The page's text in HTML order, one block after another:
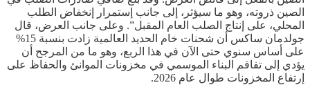
الصين ذروته، وهو ما سيؤثر، إلى جانب إستمرار إنخفاض الطلب
المحلي، على إنتاج الصلب العام المقبل”. وعلى جانب العرض، قال
جولدمان ساكس أن شحنات خام الحديد العالمية زادت بنسبة 15%
على أساس سنوي حتى الآن في هذا الربع، وهو ما من المرجح أن
يؤدي إلى تفاقم البناء الموسمي في مخزونات الموانئ والحفاظ على
إرتفاع المخزونات طوال عام 2026.